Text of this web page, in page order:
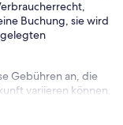
across the
shower room.
the upper floors of
the original spiral
Glazed windows,
rooms. Bedroom 4
Buchung, sie wird
Gebühren an, die
variieren können.